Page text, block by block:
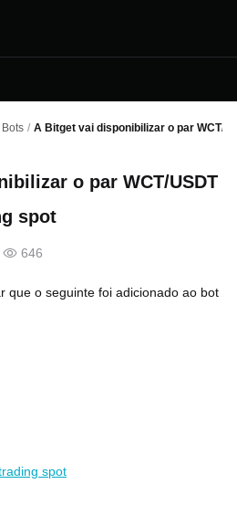
Bots / A Bitget vai disponibilizar o par WCT/
o par WCT/USDT
spot
646
que o seguinte foi adicionado ao bot
spot